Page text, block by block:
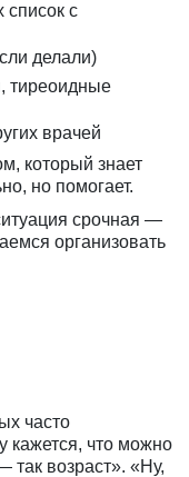
список с
делали)
тиреоидные
врачей
который знает
но помогает.
срочная —
организовать
часто
кажется, что можно
так возраст». «Ну,